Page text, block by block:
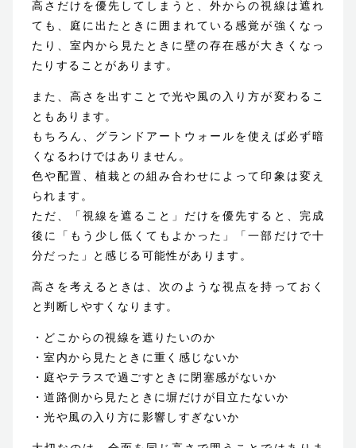
高さだけを優先してしまうと、外からの視線は遮れ
ても、庭に出たときに囲まれている感覚が強くなっ
たり、室内から見たときに壁の存在感が大きくなっ
たりすることがあります。
また、高さを出すことで光や風の入り方が変わるこ
ともあります。
もちろん、グランドアートウォールを使えば必ず暗
くなるわけではありません。
色や配置、植栽との組み合わせによって印象は変え
られます。
ただ、「視線を遮ること」だけを優先すると、完成
後に「もう少し低くてもよかった」「一部だけで十
分だった」と感じる可能性があります。
高さを考えるときは、次のような視点を持っておく
と判断しやすくなります。
・どこからの視線を遮りたいのか
・室内から見たときに重く感じないか
・庭やテラスで過ごすときに閉塞感がないか
・道路側から見たときに塀だけが目立たないか
・光や風の入り方に影響しすぎないか